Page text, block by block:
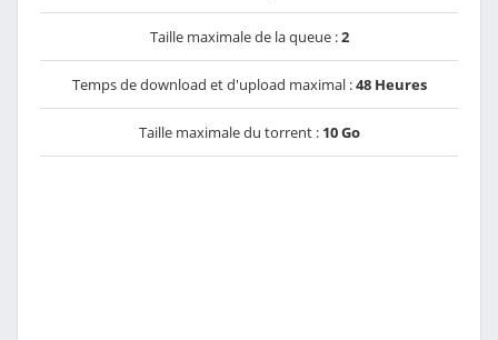
Taille maximale de la queue :2
Temps de download et d'upload maximal :48 Heures
Taille maximale du torrent : 10 Go